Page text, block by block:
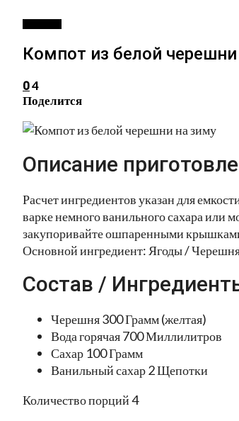
Компот из белой
04
Поделится
Описание
Расчет ингредиентов указан для
варке немного ванильного сахара или
закупоривайте ошпаренными
Основной ингредиент: Ягоды /
Состав /
Черешня 300 Грамм (желтая)
Вода горячая 700 Миллилитров
Сахар 100 Грамм
Ванильный сахар 2 Щепотки
Количество порций 4